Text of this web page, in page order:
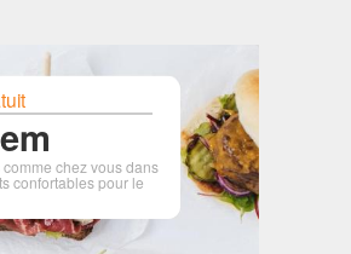
chez vous dans
confortables pour le